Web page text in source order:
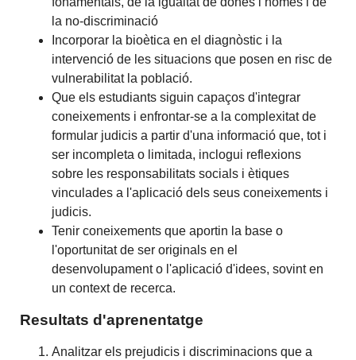
la no-discriminació
Incorporar la bioètica en el diagnòstic i la
intervenció de les situacions que posen en risc de
vulnerabilitat la població.
Que els estudiants siguin capaços d'integrar
coneixements i enfrontar-se a la complexitat de
formular judicis a partir d'una informació que, tot i
ser incompleta o limitada, inclogui reflexions
sobre les responsabilitats socials i ètiques
vinculades a l'aplicació dels seus coneixements i
judicis.
Tenir coneixements que aportin la base o
l'oportunitat de ser originals en el
desenvolupament o l'aplicació d'idees, sovint en
un context de recerca.
Resultats d'aprenentatge
Analitzar els prejudicis i discriminacions que a